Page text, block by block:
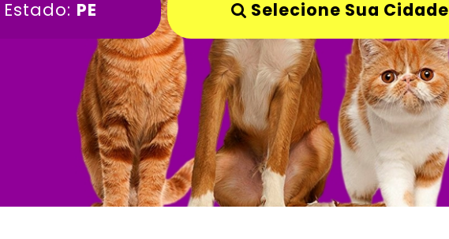
Estado: PE Selecione Sua Cidade